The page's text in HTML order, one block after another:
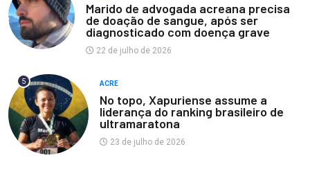
Marido de advogada acreana precisa
de doação de sangue, após ser
diagnosticado com doença grave
22 de julho de 2026
5 ACRE
No topo, Xapuriense assume a
liderança do ranking brasileiro de
ultramaratona
23 de julho de 2026